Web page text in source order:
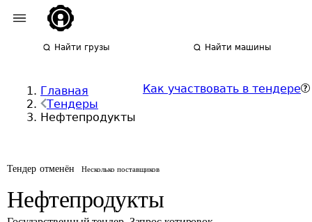
Найти грузы Найти машины
Главная
Тендеры
Нефтепродукты
Как участвовать в тендере
Тендер отменён Несколько поставщиков
Нефтепродукты